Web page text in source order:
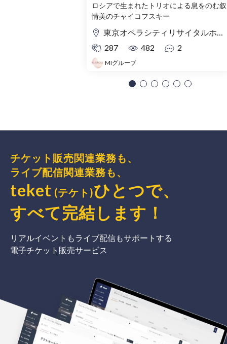
ロシアで生まれたトリオによる息をのむ叙
情美のチャイコフスキー
東京オペラシティリサイタルホール
287
482 2
MIグループ
チケット販売関連業務も、
ライブ配信関連業務も、
teket (テケト)ひとつで、
すべて完結 します ！
リアルイベントもライブ配信もサポートする
電子チケット販売サービス